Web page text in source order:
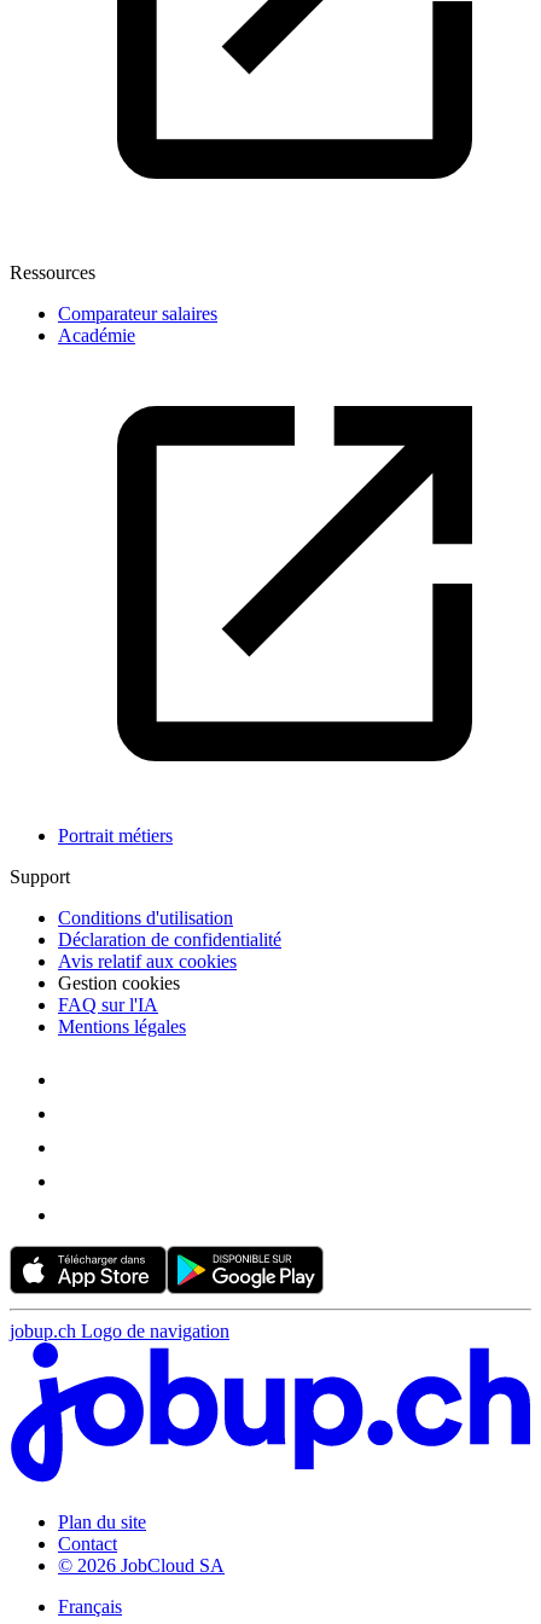
Ressources
Comparateur salaires
Académie
Portrait métiers
Support
Conditions d'utilisation
Déclaration de confidentialité
Avis relatif aux cookies
Gestion cookies
FAQ sur l'IA
Mentions légales
jobup.ch Logo de navigation
Plan du site
Contact
© 2026 JobCloud SA
Français